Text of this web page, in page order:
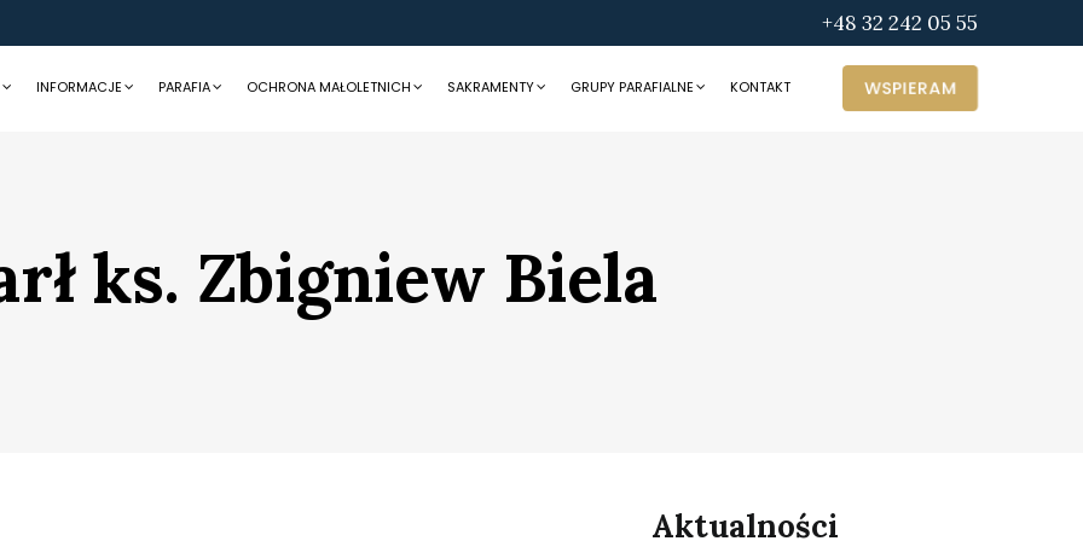
+48 32 242 05 55
INFORMACJE PARAFIA OCHRONA MAŁOLETNICH SAKRAMENTY GRUPY PARAFIALNE KONTAKT WSPIERAM
ks. Zbigniew Biela
Aktualności